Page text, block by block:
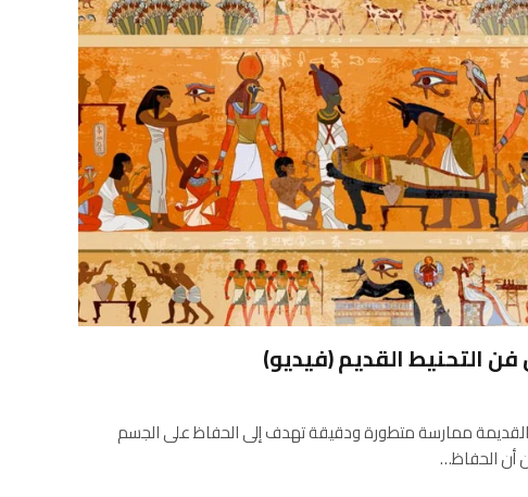
التحنيط القديم (فيديو)
ممارسة متطورة ودقيقة تهدف إلى الحفاظ على الجسم
أن الحفاظ…